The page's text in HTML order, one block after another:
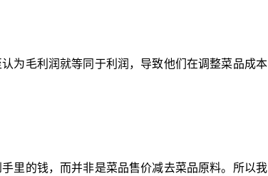
为毛利润就等同于利润，导致他们在调整菜品成本
里的钱，而并非是菜品售价减去菜品原料。所以我